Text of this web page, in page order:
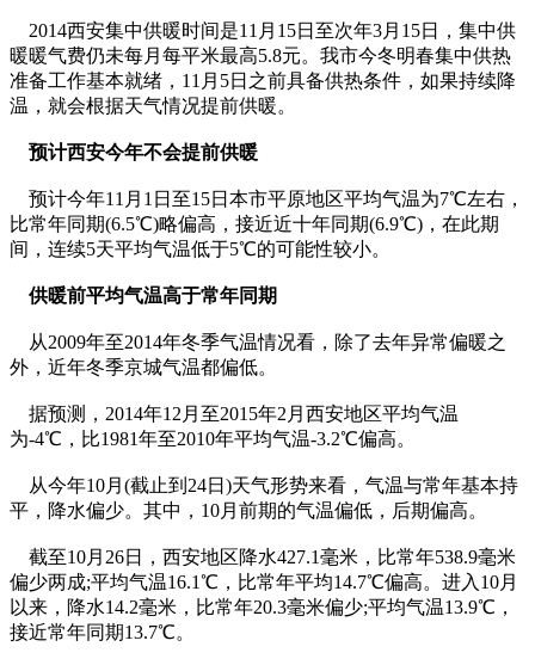
2014西安集中供暖时间是11月15日至次年3月15日，集中供
暖暖气费仍未每月每平米最高5.8元。我市今冬明春集中供热
准备工作基本就绪，11月5日之前具备供热条件，如果持续降
温，就会根据天气情况提前供暖。
预计西安今年不会提前供暖
预计今年11月1日至15日本市平原地区平均气温为7℃左右，
比常年同期(6.5℃)略偏高，接近近十年同期(6.9℃)，在此期
间，连续5天平均气温低于5℃的可能性较小。
供暖前平均气温高于常年同期
从2009年至2014年冬季气温情况看，除了去年异常偏暖之
外，近年冬季京城气温都偏低。
据预测，2014年12月至2015年2月西安地区平均气温
为-4℃，比1981年至2010年平均气温-3.2℃偏高。
从今年10月(截止到24日)天气形势来看，气温与常年基本持
平，降水偏少。其中，10月前期的气温偏低，后期偏高。
截至10月26日，西安地区降水427.1毫米，比常年538.9毫米
偏少两成;平均气温16.1℃，比常年平均14.7℃偏高。进入10月
以来，降水14.2毫米，比常年20.3毫米偏少;平均气温13.9℃，
接近常年同期13.7℃。